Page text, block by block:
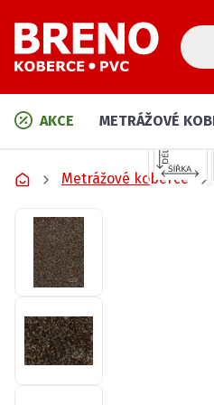
AKCE METRÁŽOVÉ
Metrážové koberce